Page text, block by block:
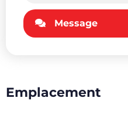
Message
Emplacement